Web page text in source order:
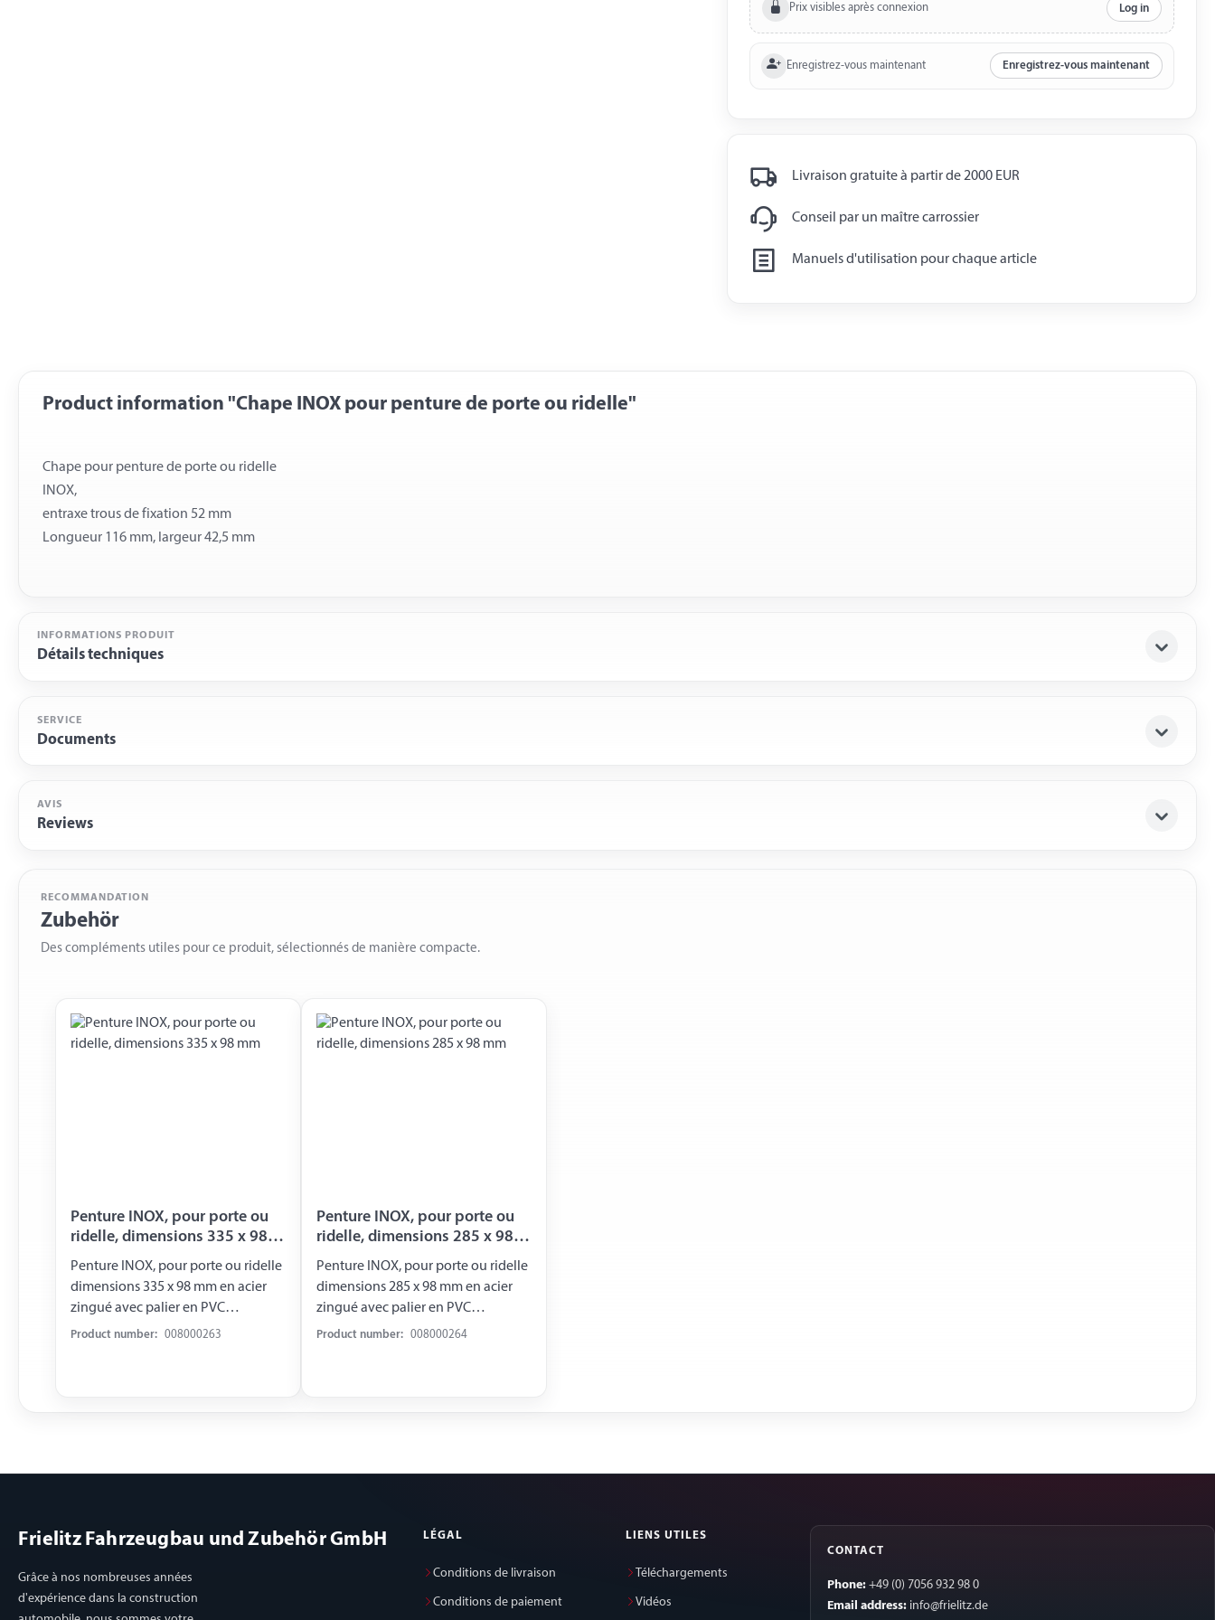
Prix visibles après connexion Log in
Enregistrez-vous maintenant Enregistrez-vous maintenant
Livraison gratuite à partir de 2000 EUR
Conseil par un maître carrossier
Manuels d'utilisation pour chaque article
Product information "Chape INOX pour penture de porte ou ridelle"
Chape pour penture de porte ou ridelle
INOX,
entraxe trous de fixation 52 mm
Longueur 116 mm, largeur 42,5 mm
INFORMATIONS PRODUIT
Détails techniques
SERVICE
Documents
AVIS
Reviews
RECOMMANDATION
Zubehör
Des compléments utiles pour ce produit, sélectionnés de manière compacte.
Penture INOX, pour porte ou
ridelle, dimensions 335 x 98
mm
Penture INOX, pour porte ou ridelle
dimensions 335 x 98 mm en acier
zingué avec palier en PVC
Longueur 335 mm Largeur 98 mm
Product number: 008000263
Penture INOX, pour porte ou
ridelle, dimensions 285 x 98
mm
Penture INOX, pour porte ou ridelle
dimensions 285 x 98 mm en acier
zingué avec palier en PVC
Longueur 285mm Largeur 98 mm
Product number: 008000264
Frielitz Fahrzeugbau und Zubehör GmbH
Grâce à nos nombreuses années
d'expérience dans la construction
LÉGAL
Conditions de livraison
Conditions de paiement
LIENS UTILES
Téléchargements
Vidéos
CONTACT
Phone: +49 (0) 7056 932 98 0
Email address: info@frielitz.de